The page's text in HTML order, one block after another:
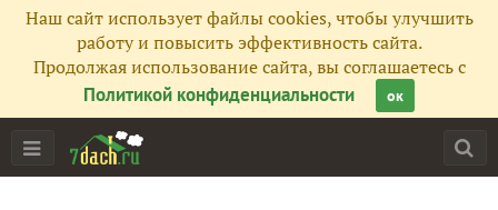
Наш сайт использует файлы cookies, чтобы улучшить
работу и повысить эффективность сайта.
Продолжая использование сайта, вы соглашаетесь с
Политикой конфиденциальности
ок